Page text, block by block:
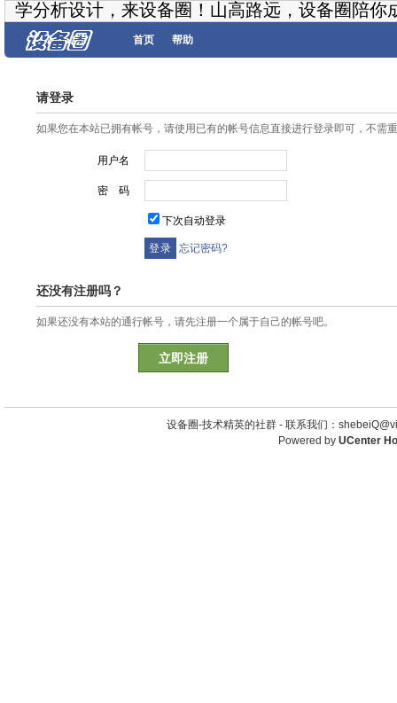
学分析设计，来设备圈！山高路远，设备圈陪你
首页 帮助
请登录
如果您在本站已拥有帐号，请使用已有的帐号信息直接进行登录即可，不需
用户名
密 码
下次自动登录
忘记密码?
还没有注册吗？
如果还没有本站的通行帐号，请先注册一个属于自己的帐号吧。
立即注册
设备圈-技术精英的社群 - 联系我们：
Powered by UCenter